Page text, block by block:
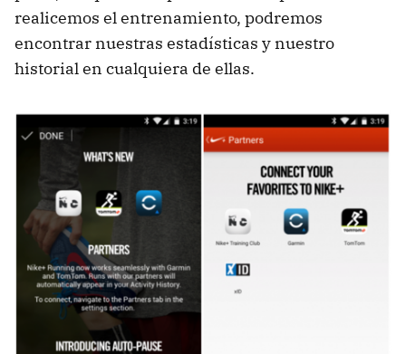
realicemos el entrenamiento, podremos
encontrar nuestras estadísticas y nuestro
historial en cualquiera de ellas.